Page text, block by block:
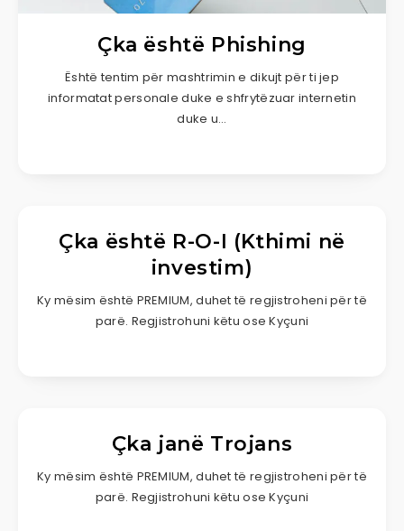
Çka është Phishing
Është tentim për mashtrimin e dikujt për ti jep
informatat personale duke e shfrytëzuar internetin
duke u…
Çka është R-O-I (Kthimi në
investim)
Ky mësim është PREMIUM, duhet të regjistroheni për të
parë. Regjistrohuni këtu ose Kyçuni
Çka janë Trojans
Ky mësim është PREMIUM, duhet të regjistroheni për të
parë. Regjistrohuni këtu ose Kyçuni